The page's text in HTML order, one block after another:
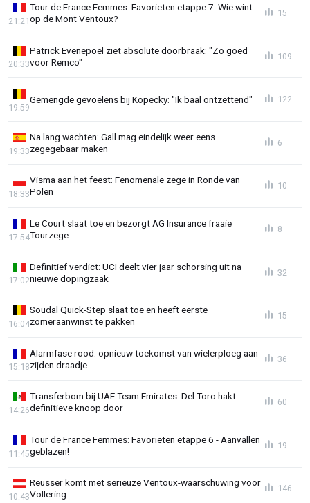
Tour de France Femmes: Favorieten etappe 7: Wie wint
op de Mont Ventoux?
21:21
15
Patrick Evenepoel ziet absolute doorbraak: "Zo goed
voor Remco"
20:33
109
Gemengde gevoelens bij Kopecky: "Ik baal ontzettend"
19:59
122
Na lang wachten: Gall mag eindelijk weer eens
zegegebaar maken
19:33
6
Visma aan het feest: Fenomenale zege in Ronde van
Polen
18:33
10
Le Court slaat toe en bezorgt AG Insurance fraaie
Tourzege
17:54
8
Definitief verdict: UCI deelt vier jaar schorsing uit na
nieuwe dopingzaak
17:02
32
Soudal Quick-Step slaat toe en heeft eerste
zomeraanwinst te pakken
16:04
15
Alarmfase rood: opnieuw toekomst van wielerploeg aan
zijden draadje
15:18
36
Transferbom bij UAE Team Emirates: Del Toro hakt
definitieve knoop door
14:26
60
Tour de France Femmes: Favorieten etappe 6 - Aanvallen
geblazen!
11:45
19
Reusser komt met serieuze Ventoux-waarschuwing voor
Vollering
10:43
146